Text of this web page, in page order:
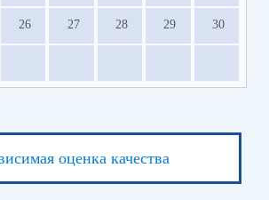
26 27 28 29 30
оценка качества